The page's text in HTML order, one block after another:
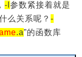
-l 参数紧接着就是
么关系呢？ -
.a”的函数库